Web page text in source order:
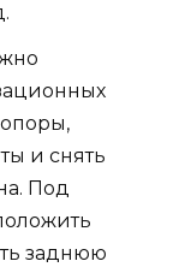
и снять
Под
заднюю